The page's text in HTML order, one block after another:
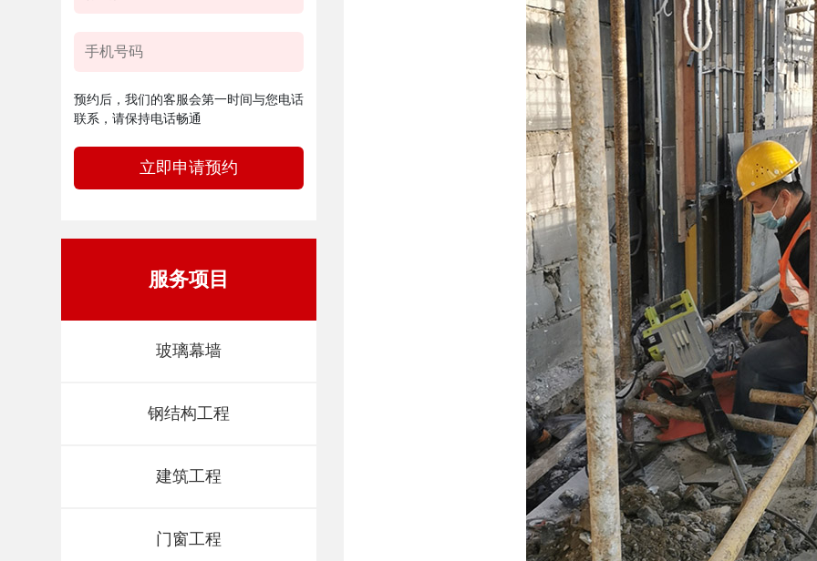
预约后，我们的客服会第一时间与您电话
联系，请保持电话畅通
立即申请预约
服务项目
玻璃幕墙
钢结构工程
建筑工程
门窗工程